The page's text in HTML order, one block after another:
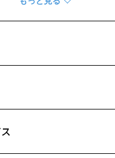
型から選べるサンリオキャラク
先には、シナモロールのフェ
したカラーリングで、明るい
横幅：18mm